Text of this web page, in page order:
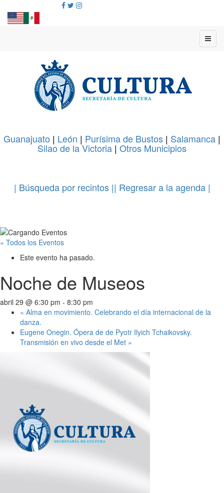
Guanajuato | León | Purísima de Bustos | Salamanca |
Silao de la Victoria | Otros Municipios
| Búsqueda por recintos || Regresar a la agenda |
« Todos los Eventos
Este evento ha pasado.
Noche de Museos
abril 29 @ 6:30 pm - 8:30 pm
« Alma en movimiento. Celebrando el día internacional de la
danza.
Eugene Onegin. Ópera de de Pyotr Ilyich Tchaikovsky.
Transmisión en vivo desde el Met »